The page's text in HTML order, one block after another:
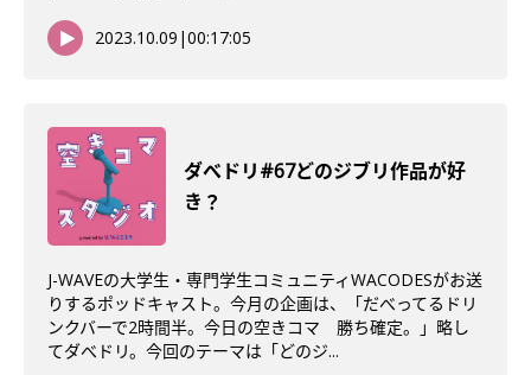
2023.10.09 |00:17:05
ダべドリ#67どのジブリ作品が好
き？
J-WAVEの大学生・専門学生コミュニティWACODESがお送
りするポッドキャスト。今月の企画は、「だべってるドリ
ンクバーで2時間半。今日の空きコマ 勝ち確定。」略し
てダべドリ。今回のテーマは「どのジ...